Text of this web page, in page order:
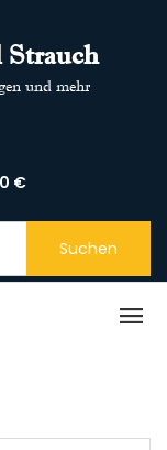
Strauch
und mehr
€
Suchen